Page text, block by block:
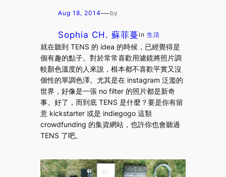
Aug 18, 2014—by
Sophia CH. 蘇菲蔓in生活
就在聽到 TENS 的 idea 的時候，已經覺得是
個有趣的點子。對於常常喜歡用濾鏡將照片調
較顏色溫度的人來說，根本都不喜歡平實又沒
個性的單調色澤。尤其是在 instagram 泛濫的
世界，好像是一張 no filter 的照片都是新奇
事。好了，而到底 TENS 是什麼？要是你有留
意 kickstarter 或是 indiegogo 這類
crowdfunding 的集資網站，也許你也會聽過
TENS 了吧。